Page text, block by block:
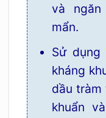
và
mẩn.
Sử
kháng
dầu tràm
khuẩn